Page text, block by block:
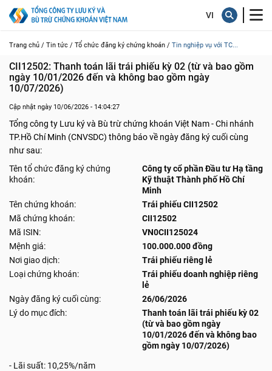
Trang chủ / Tin tức / Tổ chức đăng ký chứng khoán / Tin nghiệp vụ với TC...
CII12502: Thanh toán lãi trái phiếu kỳ 02 (từ và bao gồm
ngày 10/01/2026 đến và không bao gồm ngày
10/07/2026)
Cập nhật ngày 10/06/2026 - 14:04:27
Tổng công ty Lưu ký và Bù trừ chứng khoán Việt Nam - Chi nhánh
TP.Hồ Chí Minh (CNVSDC) thông báo về ngày đăng ký cuối cùng
như sau:
Tên tổ chức đăng ký chứng
khoán:
Công ty cổ phần Đầu tư Hạ tầng
Kỹ thuật Thành phố Hồ Chí
Minh
Tên chứng khoán:
Trái phiếu CII12502
Mã chứng khoán:
CII12502
Mã ISIN:
VN0CII125024
Mệnh giá:
100.000.000 đồng
Nơi giao dịch:
Trái phiếu riêng lẻ
Loại chứng khoán:
Trái phiếu doanh nghiệp riêng
lẻ
Ngày đăng ký cuối cùng:
26/06/2026
Lý do mục đích:
Thanh toán lãi trái phiếu kỳ 02
(từ và bao gồm ngày
10/01/2026 đến và không bao
gồm ngày 10/07/2026)
- Lãi suất: 10,25%/năm